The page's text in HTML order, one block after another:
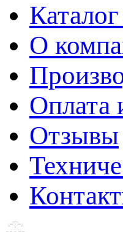
О
Оплата
Отзывы